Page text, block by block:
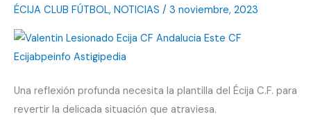
ante
el
ÉCIJA CLUB FÚTBOL, NOTICIAS / 3 noviembre, 2023
Una reflexión profunda necesita la plantilla del Écija C.F. para
revertir la delicada situación que atraviesa.